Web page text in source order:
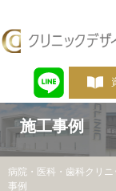
施工事例
病院・医科・歯科クリ
事例